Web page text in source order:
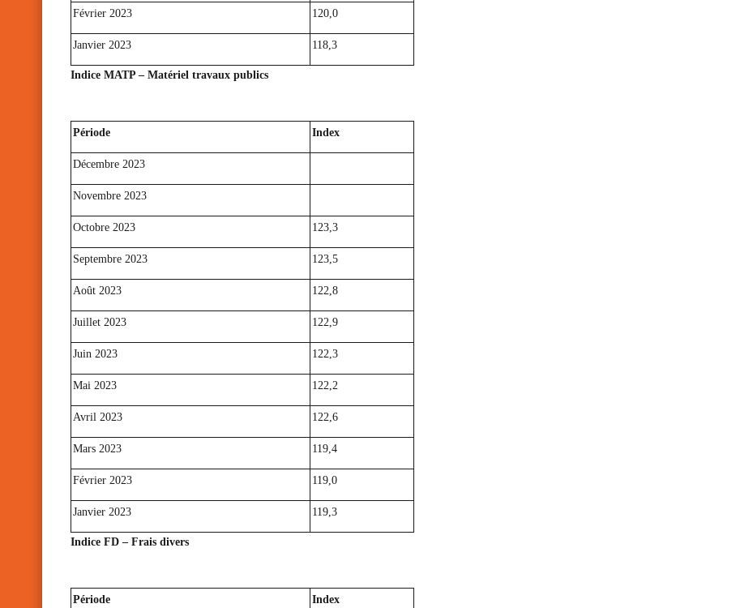
Février 2023 120,0
Janvier 2023 118,3
Indice MATP – Matériel travaux publics
Période Index
Décembre 2023
Novembre 2023
Octobre 2023 123,3
Septembre 2023 123,5
Août 2023 122,8
Juillet 2023 122,9
Juin 2023 122,3
Mai 2023 122,2
Avril 2023 122,6
Mars 2023 119,4
Février 2023 119,0
Janvier 2023 119,3
Indice FD – Frais divers
Période Index